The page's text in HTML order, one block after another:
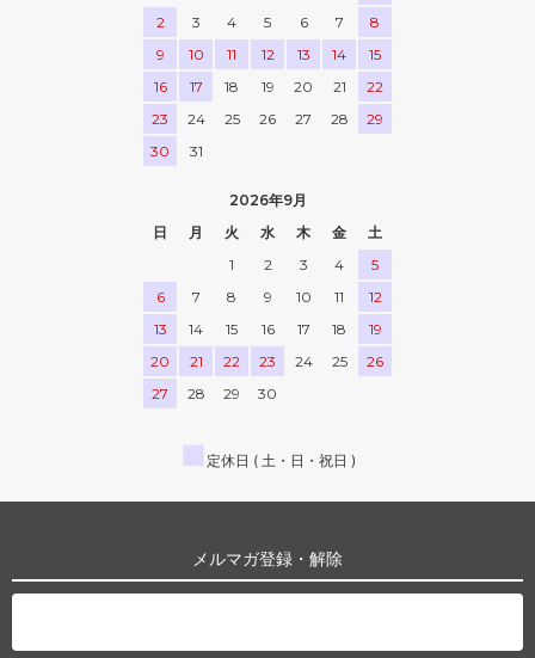
2
3 4 5 6 7
8
9
10 11 12 13 14
15
16
17 18 19 20 21
22
23
24 25 26 27 28
29
30
31
2026年9月
日
月 火 水 木 金
土
1
2 3 4
5
6
7 8 9 10 11
12
13
14 15 16 17 18
19
20
21 22 23 24 25
26
27
28 29 30
■ 定休日 ( 土・日・祝日 )
メルマガ登録・解除